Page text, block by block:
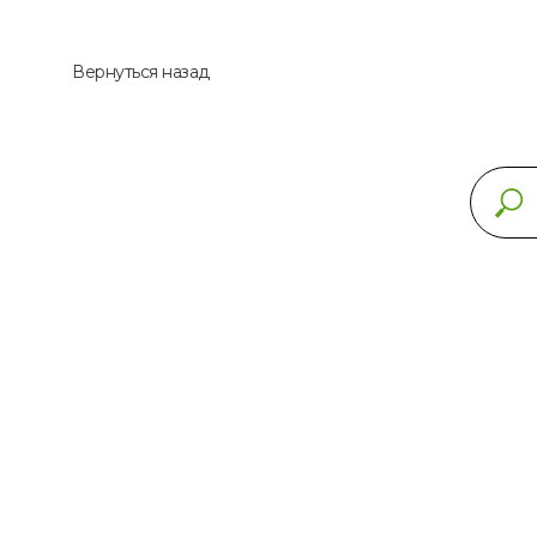
Вернуться назад